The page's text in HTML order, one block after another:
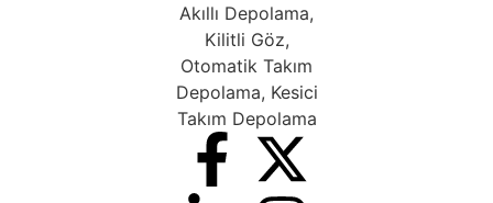
Akıllı Depolama,
Kilitli Göz,
Otomatik Takım
Depolama, Kesici
Takım Depolama